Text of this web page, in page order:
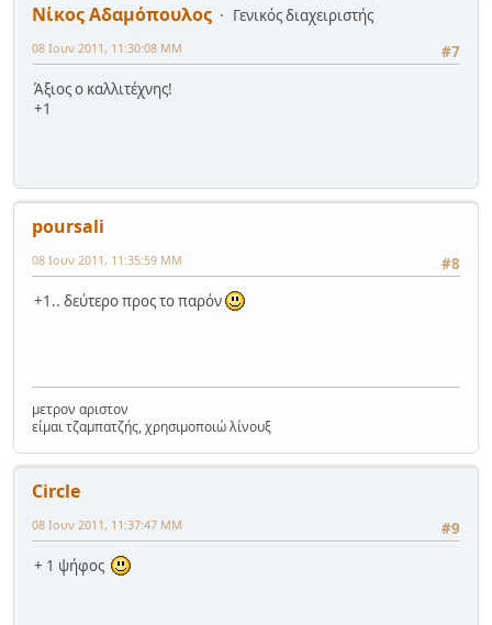
Νίκος Αδαμόπουλος
Γενικός διαχειριστής
#7
08 Ιουν 2011, 11:30:08 ΜΜ
Άξιος ο καλλιτέχνης!
+1
poursali
#8
08 Ιουν 2011, 11:35:59 ΜΜ
+1.. δεύτερο προς το παρόν
μετρον αριστον
είμαι τζαμπατζής, χρησιμοποιώ λίνουξ
Circle
#9
08 Ιουν 2011, 11:37:47 ΜΜ
+ 1 ψήφος